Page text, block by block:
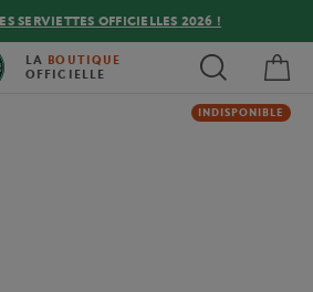
SERVIETTES OFFICIELLES 2026 !
LA BOUTIQUE
OFFICIELLE
INDISPONIBLE